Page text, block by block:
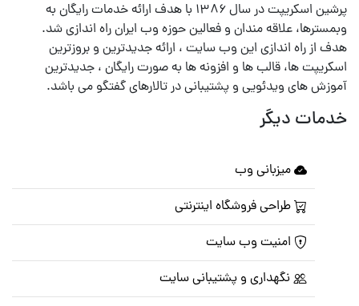
پرشین اسکریپت در سال ۱۳۸۶ با هدف ارائه خدمات رایگان به
وبمسترها، علاقه مندان و فعالین حوزه وب ایران راه اندازی شد.
هدف از راه اندازی این وب سایت ، ارائه جدیدترین و بروزترین
اسکریپت ها، قالب ها و افزونه ها به صورت رایگان ، جدیدترین
آموزش های ویدئویی و پشتیبانی در تالارهای گفتگو می باشد.
خدمات دیگر
میزبانی وب
طراحی فروشگاه اینترنتی
امنیت وب سایت
نگهداری و پشتیبانی سایت